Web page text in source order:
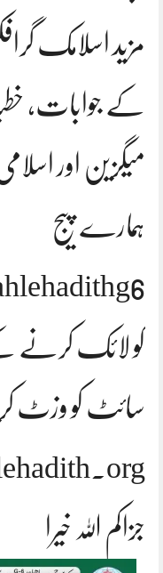
مزید اسلامک
کے جوابات،
میگزین اور
ہمارے پیج
کو لائک کرنے
سائٹ کو وزٹ
جزاکم اللہ خیرا